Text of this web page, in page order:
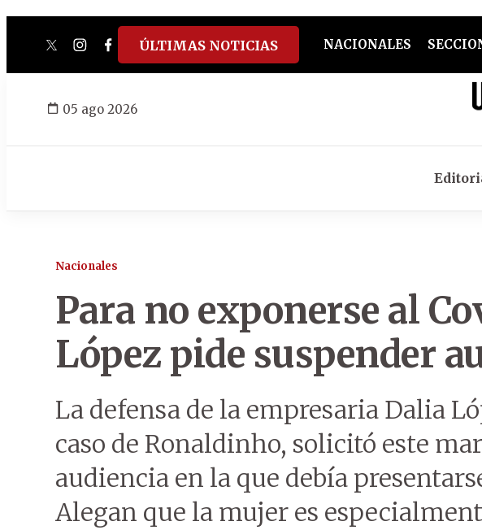
twitterinstagram
facebook
tiktokyoutube
spotify
ÚLTIMAS NOTICIAS NACIONALES
05 ago 2026
Nacionales
Para no exponerse al
López pide suspender
La defensa de la empresaria Dalia
caso de Ronaldinho, solicitó este
audiencia en la que debía
Alegan que la mujer es